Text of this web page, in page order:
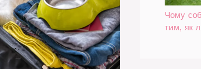
Чому
тим, як